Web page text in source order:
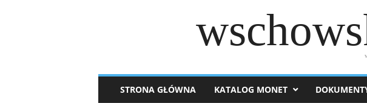
STRONA GŁÓWNA KATALOG MONET